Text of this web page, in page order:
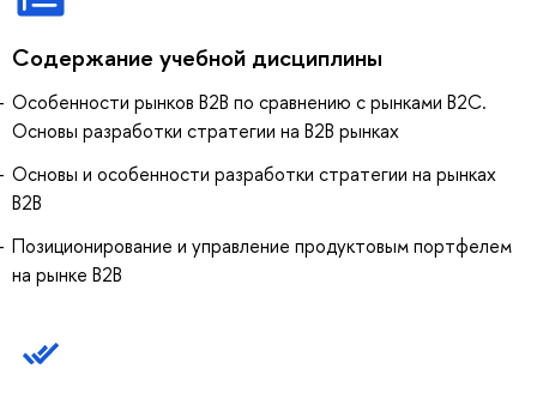
Содержание учебной дисциплины
Особенности рынков В2В по сравнению с рынками В2С.
Основы разработки стратегии на В2В рынках
Основы и особенности разработки стратегии на рынках
В2В
Позиционирование и управление продуктовым портфелем
на рынке В2В